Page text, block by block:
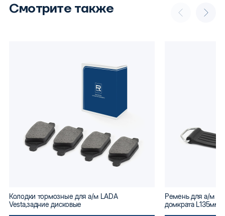
Смотрите также
Колодки тормозные для а/м LADA
Vesta,задние дисковые
Ремень для а/м
домкрата L135мм